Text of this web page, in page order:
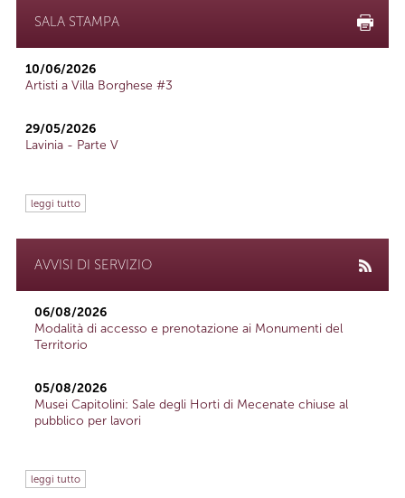
SALA STAMPA
10/06/2026
Artisti a Villa Borghese #3
29/05/2026
Lavinia - Parte V
leggi tutto
AVVISI DI SERVIZIO
06/08/2026
Modalità di accesso e prenotazione ai Monumenti del
Territorio
05/08/2026
Musei Capitolini: Sale degli Horti di Mecenate chiuse al
pubblico per lavori
leggi tutto